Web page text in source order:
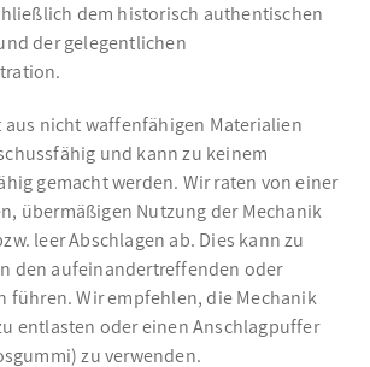
dem historisch authentischen
der gelegentlichen
aus nicht waffenfähigen Materialien
und kann zu keinem
gemacht werden. Wir raten von einer
übermäßigen Nutzung der Mechanik
leer Abschlagen ab. Dies kann zu
den aufeinandertreffenden oder
führen. Wir empfehlen, die Mechanik
entlasten oder einen Anschlagpuffer
zu verwenden.